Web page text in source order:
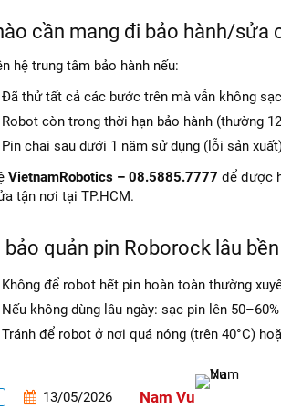
cần mang đi bảo hành/sửa
hệ trung tâm bảo hành nếu:
Đã thử tất cả các bước trên mà vẫn không
Robot còn trong thời hạn bảo hành (thường
Pin chai sau dưới 1 năm sử dụng (lỗi sản
VietnamRobotics – 08.5885.7777 để được
tận nơi tại TP.HCM.
bảo quản pin Roborock lâu bền
Không để robot hết pin hoàn toàn thường
Nếu không dùng lâu ngày: sạc pin lên
Tránh để robot ở nơi quá nóng (trên 40°C)
13/05/2026 Nam Vu